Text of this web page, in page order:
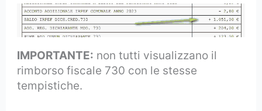
IMPORTANTE: non tutti visualizzano il
rimborso fiscale 730 con le stesse
tempistiche.